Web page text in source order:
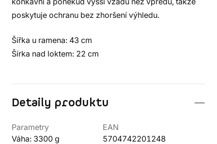
poskytuje ochranu bez zhoršení výhledu.
Šířka u ramena: 43 cm
Šírka nad loktem: 22 cm
Detaily produktu
Parametry
Váha: 3300 g
EAN
5704742201248